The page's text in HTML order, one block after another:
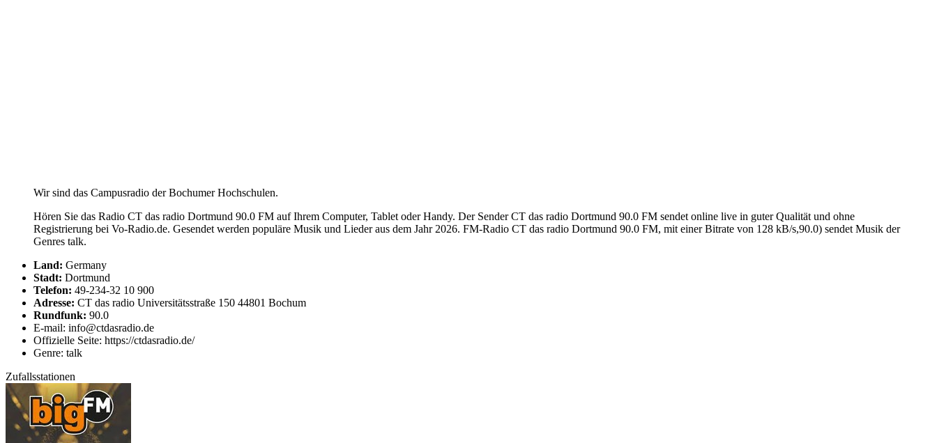
Wir sind das Campusradio der Bochumer Hochschulen.
Hören Sie das Radio CT das radio Dortmund 90.0 FM auf Ihrem Computer, Tablet oder Handy. Der Sender CT das radio Dortmund 90.0 FM sendet online live in guter Qualität und ohne
Registrierung bei Vo-Radio.de. Gesendet werden populäre Musik und Lieder aus dem Jahr 2026. FM-Radio CT das radio Dortmund 90.0 FM, mit einer Bitrate von 128 kB/s,90.0) sendet Musik der
Genres talk.
Land: Germany
Stadt: Dortmund
Telefon: 49-234-32 10 900
Adresse: CT das radio ‎Universitätsstraße 150 44801 Bochum
Rundfunk: 90.0
E-mail: info@ctdasradio.de
Offizielle Seite: https://ctdasradio.de/
Genre: talk
Zufallsstationen